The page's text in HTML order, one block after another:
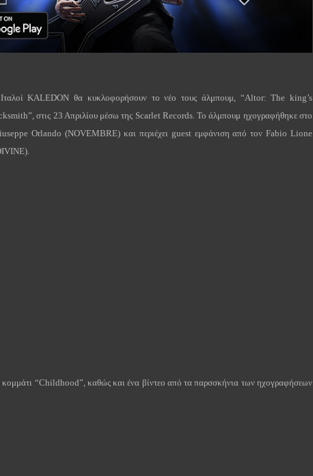
KALEDON θα κυκλοφορήσουν το νέο τους άλμπουμ, “Altor:The king’s
”, στις 23 Απριλίου μέσω της Scarlet Records. Το άλμπουμ ηχογραφήθηκε στο
Orlando (NOVEMBRE) και περιέχει guest εμφάνιση από τονFabio Lione
).
κομμάτι “Childhood”, καθώς και ένα βίντεο από τα παρσσκήνια των ηχογραφήσεων